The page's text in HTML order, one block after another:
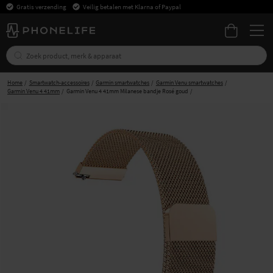
Gratis verzending Veilig betalen met Klarna of Paypal
Home Smartwatch-accessoires Garmin smartwatches
Garmin Venu smartwatches
Garmin Venu 4 41mm
Garmin Venu 4 41mm Milanese bandje Rosé goud